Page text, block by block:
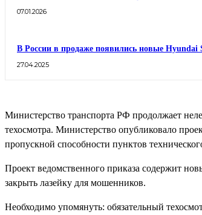
07.01.2026
В России в продаже появились новые Hyundai
27.04.2025
Министерство транспорта РФ продолжает
техосмотра. Министерство опубликовало
пропускной способности пунктов
Проект ведомственного приказа содержит
закрыть лазейку для мошенников.
Необходимо упомянуть: обязательный